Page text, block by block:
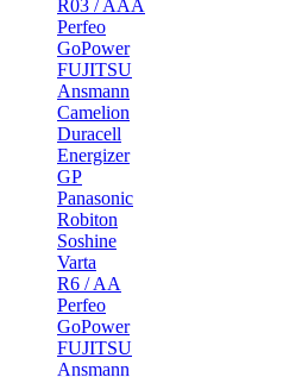
R03 / AAA
Perfeo
GoPower
FUJITSU
Ansmann
Camelion
Duracell
Energizer
GP
Panasonic
Robiton
Soshine
Varta
R6 / AA
Perfeo
GoPower
FUJITSU
Ansmann